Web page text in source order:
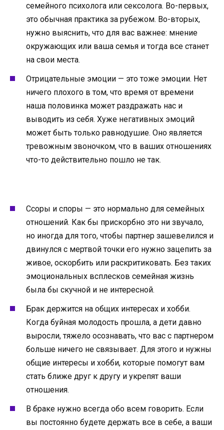
семейного психолога или сексолога. Во-первых,
это обычная практика за рубежом. Во-вторых,
нужно выяснить, что для вас важнее: мнение
окружающих или ваша семья и тогда все станет
на свои места.
Отрицательные эмоции — это тоже эмоции. Нет
ничего плохого в том, что время от времени
наша половинка может раздражать нас и
выводить из себя. Хуже негативных эмоций
может быть только равнодушие. Оно является
тревожным звоночком, что в ваших отношениях
что-то действительно пошло не так.
Ссоры и споры — это нормально для семейных
отношений. Как бы прискорбно это ни звучало,
но иногда для того, чтобы партнер зашевелился и
двинулся с мертвой точки его нужно зацепить за
живое, оскорбить или раскритиковать. Без таких
эмоциональных всплесков семейная жизнь
была бы скучной и не интересной.
Брак держится на общих интересах и хобби.
Когда буйная молодость прошла, а дети давно
выросли, тяжело осознавать, что вас с партнером
больше ничего не связывает. Для этого и нужны
общие интересы и хобби, которые помогут вам
стать ближе друг к другу и укрепят ваши
отношения.
В браке нужно всегда обо всем говорить. Если
вы постоянно будете держать все в себе, а ваши